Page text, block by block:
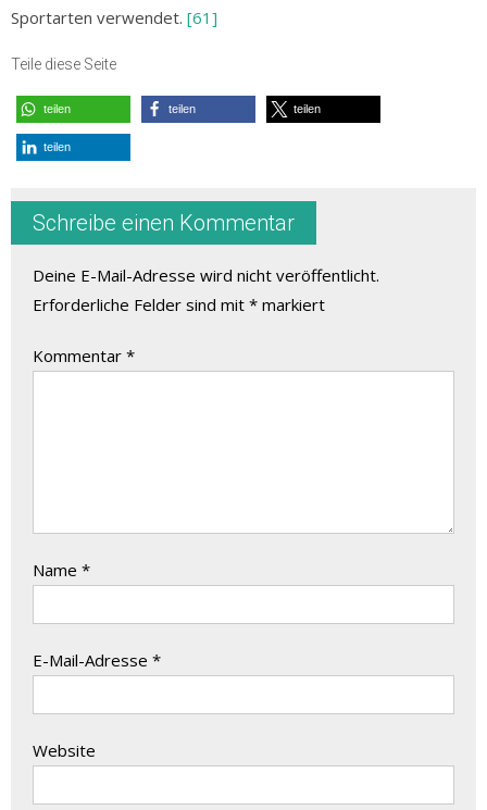
Sportarten verwendet. [61]
Teile diese Seite
teilen teilen teilen
teilen
Schreibe einen Kommentar
Deine E-Mail-Adresse wird nicht veröffentlicht.
Erforderliche Felder sind mit * markiert
Kommentar *
Name *
E-Mail-Adresse *
Website